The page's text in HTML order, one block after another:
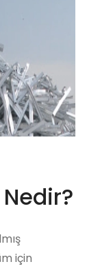
için